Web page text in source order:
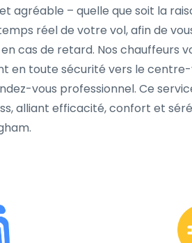
agréable – quelle que soit la
réel de votre vol, afin de
cas de retard. Nos chauffeurs
en toute sécurité vers le
vous professionnel. Ce
alliant efficacité, confort et